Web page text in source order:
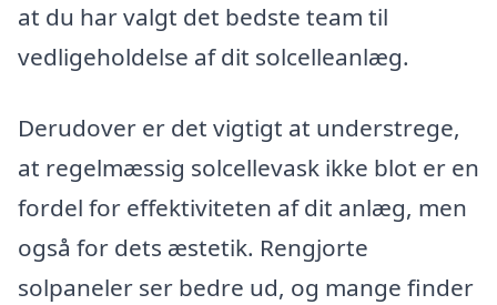
at du har valgt det bedste team til
vedligeholdelse af dit solcelleanlæg.
Derudover er det vigtigt at understrege,
at regelmæssig solcellevask ikke blot er en
fordel for effektiviteten af dit anlæg, men
også for dets æstetik. Rengjorte
solpaneler ser bedre ud, og mange finder